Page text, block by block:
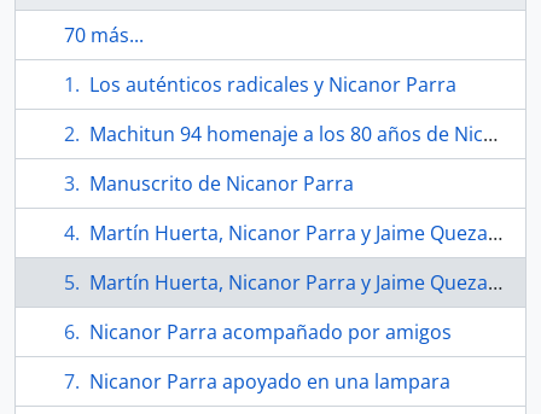
70 más...
Los auténticos radicales y Nicanor Parra
Machitun 94 homenaje a los 80 años de Nicanor Parra
Manuscrito de Nicanor Parra
Martín Huerta, Nicanor Parra y Jaime Quezada conversando
Martín Huerta, Nicanor Parra y Jaime Quezada
Nicanor Parra acompañado por amigos
Nicanor Parra apoyado en una lampara